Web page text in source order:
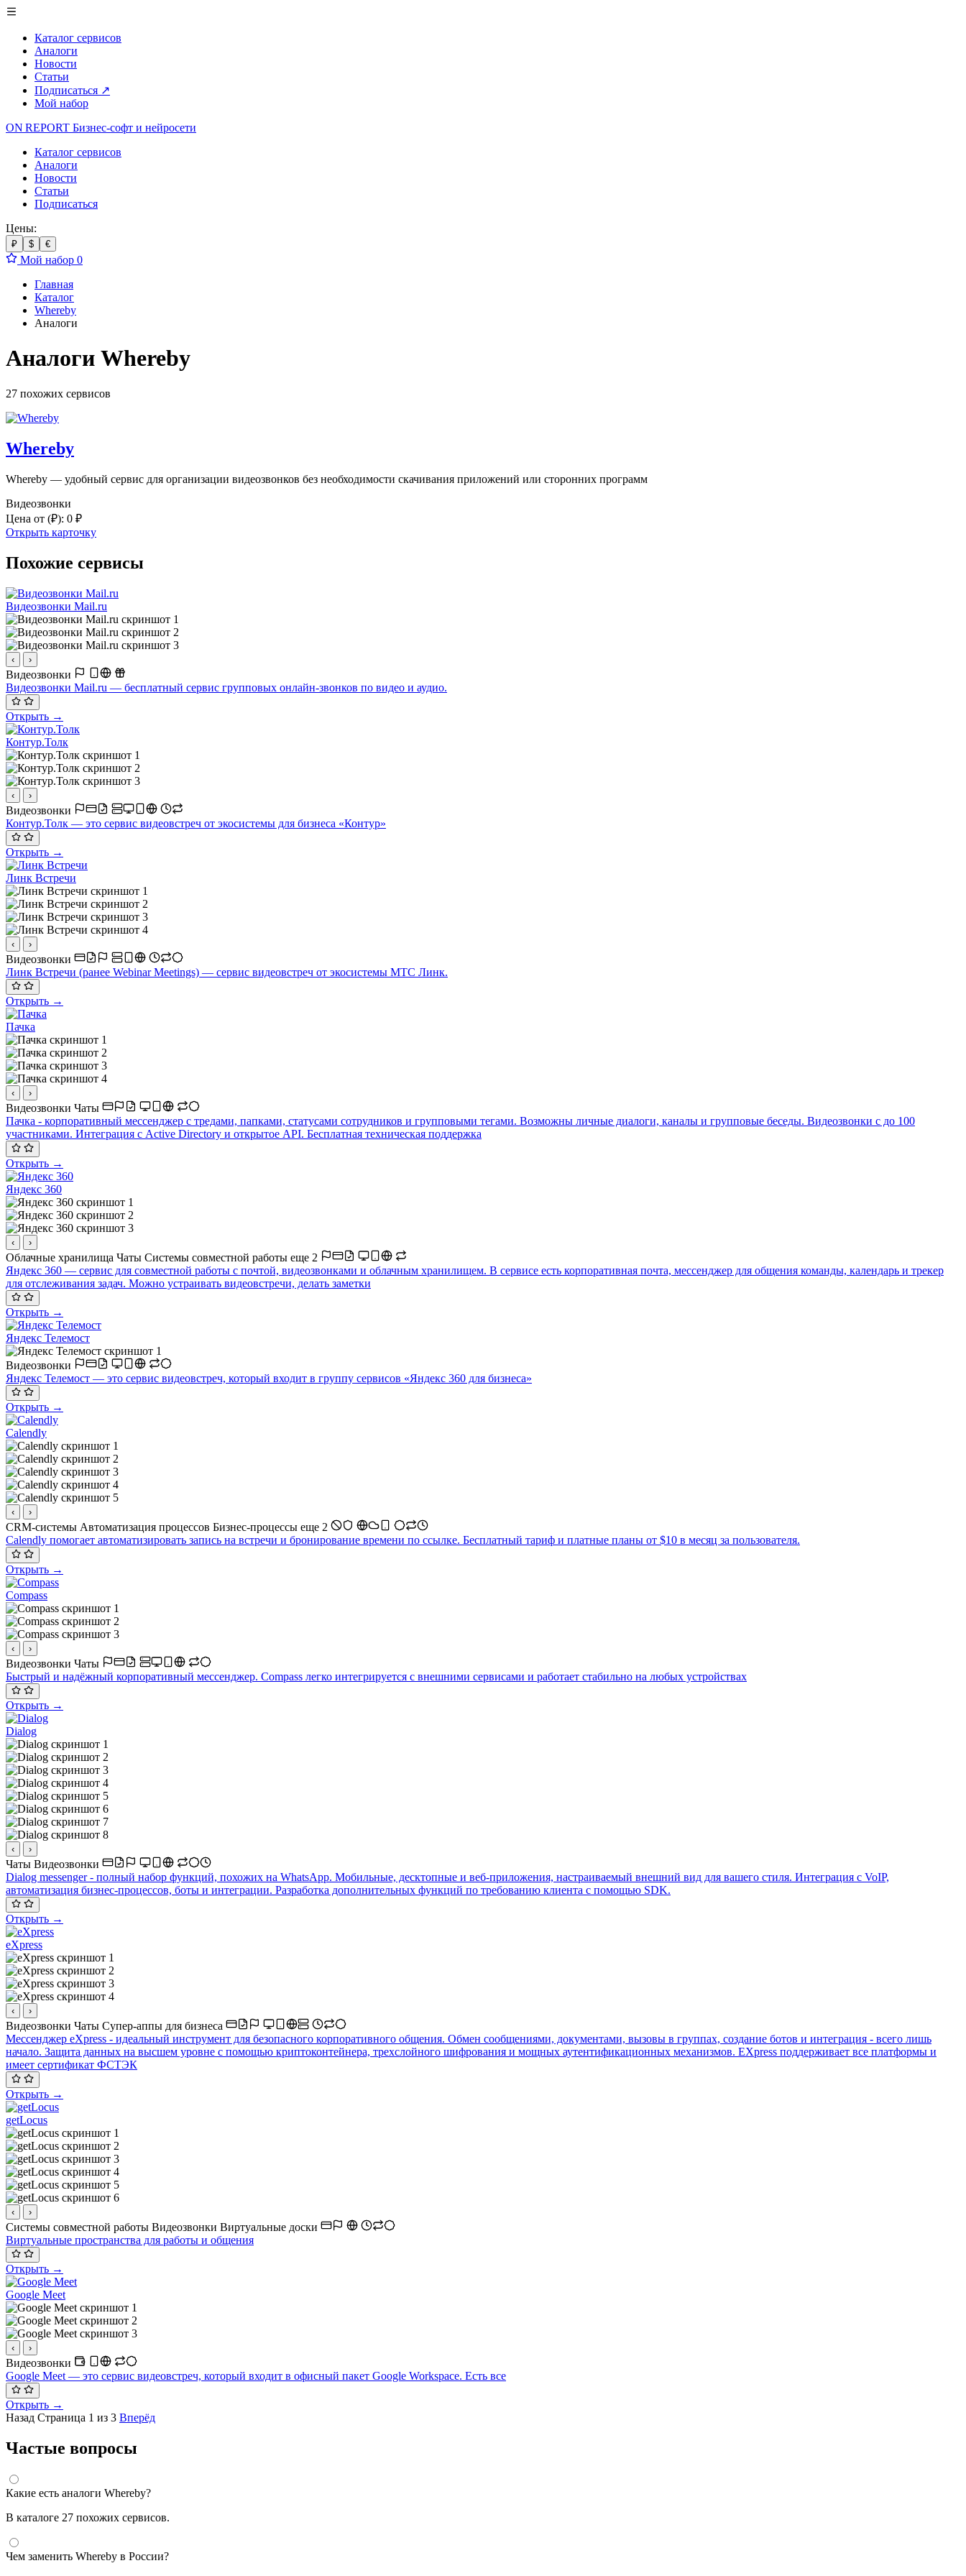
Каталог сервисов
Аналоги
Новости
Статьи
Подписаться ↗
Мой набор
ON REPORT Бизнес-софт и нейросети
Каталог сервисов
Аналоги
Новости
Статьи
Подписаться
Цены:
₽ $ €
Мой набор 0
Главная
Каталог
Whereby
Аналоги
Аналоги Whereby
27 похожих сервисов
Whereby
Whereby — удобный сервис для организации видеозвонков без необходимости скачивания приложений или сторонних программ
Видеозвонки
Цена от (₽): 0 ₽
Открыть карточку
Похожие сервисы
Видеозвонки Mail.ru
‹ ›
Видеозвонки
Видеозвонки Mail.ru — бесплатный сервис групповых онлайн-звонков по видео и аудио.
Открыть →
Контур.Толк
‹ ›
Видеозвонки
Контур.Толк — это сервис видеовстреч от экосистемы для бизнеса «Контур»
Открыть →
Линк Встречи
‹ ›
Видеозвонки
Линк Встречи (ранее Webinar Meetings) — сервис видеовстреч от экосистемы МТС Линк.
Открыть →
Пачка
‹ ›
Видеозвонки Чаты
Пачка - корпоративный мессенджер с тредами, папками, статусами сотрудников и групповыми тегами. Возможны личные диалоги, каналы и групповые беседы. Видеозвонки с до 100
участниками. Интеграция с Active Directory и открытое API. Бесплатная техническая поддержка
Открыть →
Яндекс 360
‹ ›
Облачные хранилища Чаты Системы совместной работы еще 2
Яндекс 360 — сервис для совместной работы с почтой, видеозвонками и облачным хранилищем. В сервисе есть корпоративная почта, мессенджер для общения команды, календарь и трекер
для отслеживания задач. Можно устраивать видеовстречи, делать заметки
Открыть →
Яндекс Телемост
Видеозвонки
Яндекс Телемост — это сервис видеовстреч, который входит в группу сервисов «Яндекс 360 для бизнеса»
Открыть →
Calendly
‹ ›
CRM-системы Автоматизация процессов Бизнес-процессы еще 2
Calendly помогает автоматизировать запись на встречи и бронирование времени по ссылке. Бесплатный тариф и платные планы от $10 в месяц за пользователя.
Открыть →
Compass
‹ ›
Видеозвонки Чаты
Быстрый и надёжный корпоративный мессенджер. Compass легко интегрируется с внешними сервисами и работает стабильно на любых устройствах
Открыть →
Dialog
‹ ›
Чаты Видеозвонки
Dialog messenger - полный набор функций, похожих на WhatsApp. Мобильные, десктопные и веб-приложения, настраиваемый внешний вид для вашего стиля. Интеграция с VoIP,
автоматизация бизнес-процессов, боты и интеграции. Разработка дополнительных функций по требованию клиента с помощью SDK.
Открыть →
eXpress
‹ ›
Видеозвонки Чаты Супер-аппы для бизнеса
Мессенджер eXpress - идеальный инструмент для безопасного корпоративного общения. Обмен сообщениями, документами, вызовы в группах, создание ботов и интеграция - всего лишь
начало. Защита данных на высшем уровне с помощью криптоконтейнера, трехслойного шифрования и мощных аутентификационных механизмов. EХpress поддерживает все платформы и
имеет сертификат ФСТЭК
Открыть →
getLocus
‹ ›
Системы совместной работы Видеозвонки Виртуальные доски
Виртуальные пространства для работы и общения
Открыть →
Google Meet
‹ ›
Видеозвонки
Google Meet — это сервис видеовстреч, который входит в офисный пакет Google Workspace. Есть все
Открыть →
Назад Страница 1 из 3 Вперёд
Частые вопросы
Какие есть аналоги Whereby?
В каталоге 27 похожих сервисов.
Чем заменить Whereby в России?